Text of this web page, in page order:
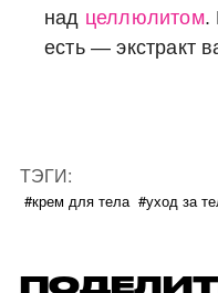
над целлюлитом.
есть — экстракт
ТЭГИ:
#крем для тела #уход за